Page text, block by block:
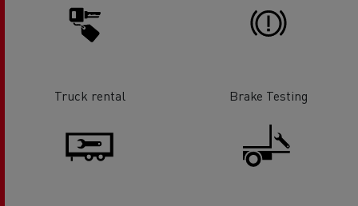
Truck rental Brake Testing